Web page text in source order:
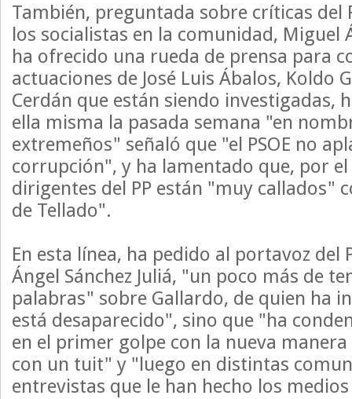
También, preguntada sobre críticas del
los socialistas en la comunidad, Miguel
ha ofrecido una rueda de prensa para
actuaciones de José Luis Ábalos, Koldo
Cerdán que están siendo investigadas,
ella misma la pasada semana "en
extremeños" señaló que "el PSOE no
corrupción", y ha lamentado que, por
dirigentes del PP están "muy callados"
de Tellado".
En esta línea, ha pedido al portavoz del
Ángel Sánchez Juliá, "un poco más de
palabras" sobre Gallardo, de quien ha
está desaparecido", sino que "ha
en el primer golpe con la nueva
con un tuit" y "luego en distintas
entrevistas que le han hecho los